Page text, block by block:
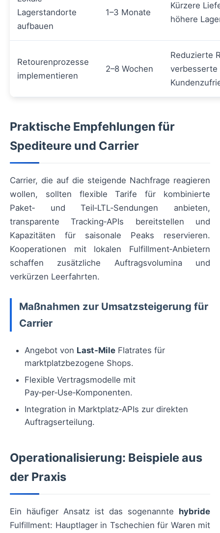
Lagerstandorte
aufbauen
1–3 Monate
Kürzere
höhere
Retourenprozesse
implementieren
2–8 Wochen
Reduzierte
verbesserte
Praktische Empfehlungen für
Spediteure und Carrier
Carrier, die auf die steigende Nachfrage reagieren
wollen, sollten flexible Tarife für kombinierte
Paket‑ und Teil‑LTL‑Sendungen anbieten,
transparente Tracking‑APIs bereitstellen und
Kapazitäten für saisonale Peaks reservieren.
Kooperationen mit lokalen Fulfillment‑Anbietern
schaffen zusätzliche Auftragsvolumina und
verkürzen Leerfahrten.
Maßnahmen zur Umsatzsteigerung für
Carrier
Angebot von Last‑Mile Flatrates für
marktplatzbezogene Shops.
Flexible Vertragsmodelle mit
Pay‑per‑Use‑Komponenten.
Integration in Marktplatz‑APIs zur direkten
Auftragserteilung.
Operationalisierung: Beispiele aus
der Praxis
Ein häufiger Ansatz ist das sogenannte hybride
Fulfillment: Hauptlager in Tschechien für Waren mit